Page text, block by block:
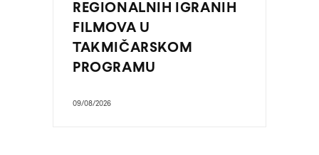
REGIONALNIH IGRANIH
FILMOVA U
TAKMIČARSKOM
PROGRAMU
09/08/2026